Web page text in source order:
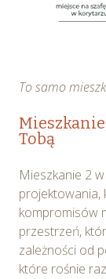
To samo
Tobą
Mieszkanie 2
projektowania,
kompromisów
przestrzeń,
zależności od
które rośnie